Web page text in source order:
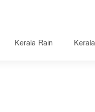
Kerala Rain Kerala